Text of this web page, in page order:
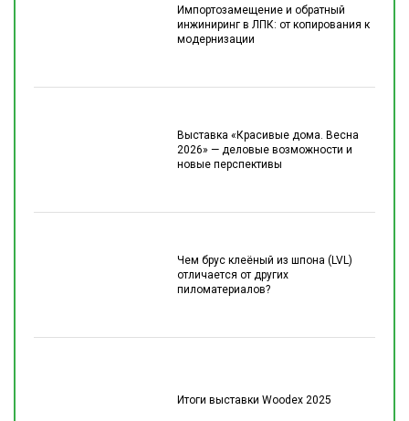
Импортозамещение и обратный
инжиниринг в ЛПК: от копирования к
модернизации
Выставка «Красивые дома. Весна
2026» — деловые возможности и
новые перспективы
Чем брус клеёный из шпона (LVL)
отличается от других
пиломатериалов?
Итоги выставки Woodex 2025